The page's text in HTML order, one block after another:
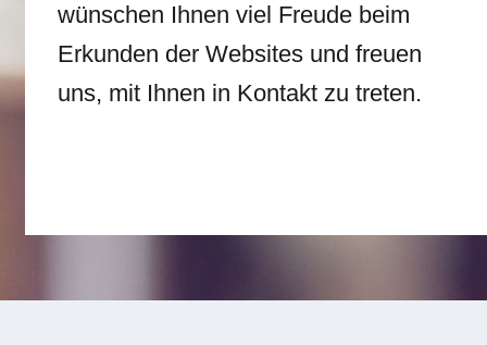
wünschen Ihnen viel Freude beim
Erkunden der Websites und freuen
uns, mit Ihnen in Kontakt zu treten.